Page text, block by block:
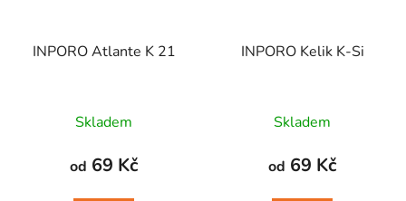
INPORO Atlante K 21
Skladem
od 69 Kč
INPORO Kelik K-Si
Skladem
od 69 Kč